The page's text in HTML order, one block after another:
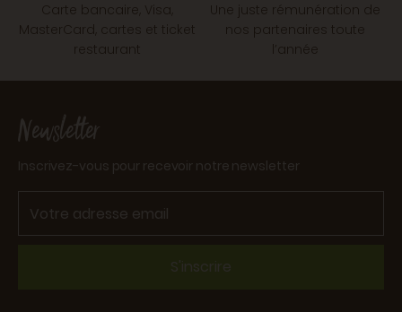
Carte bancaire, Visa,
MasterCard, cartes et ticket
restaurant
Une juste rémunération de
nos partenaires toute
l’année
Newsletter
Inscrivez-vous pour recevoir notre newsletter
S'inscrire